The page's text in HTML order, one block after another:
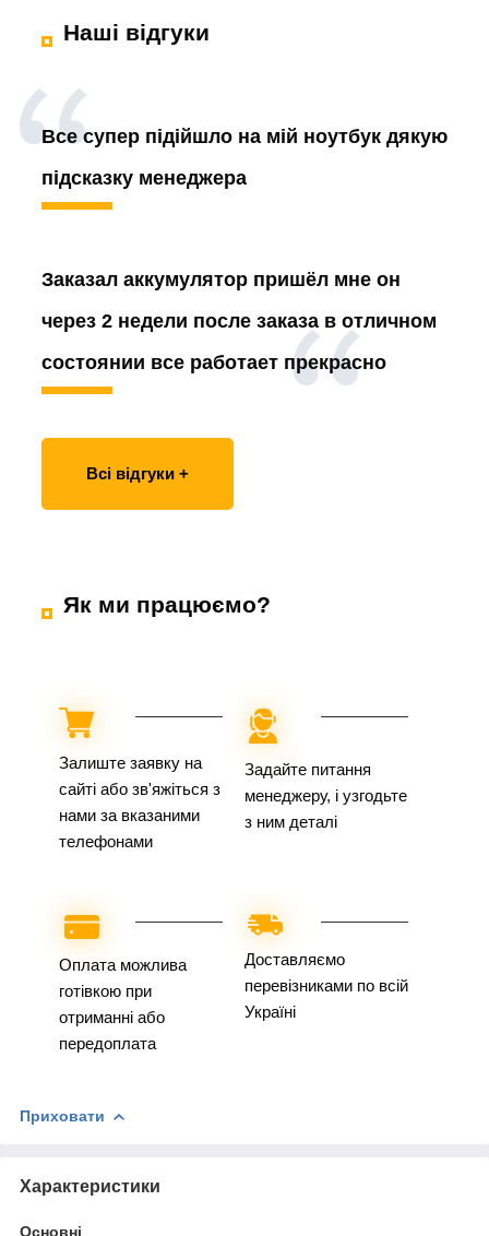
Наші відгуки
Все супер підійшло на мій ноутбук дякую
підсказку менеджера
Заказал аккумулятор пришёл мне он
через 2 недели после заказа в отличном
состоянии все работает прекрасно
Всі відгуки +
Як ми працюємо?
Залиште заявку на
сайті або зв'яжіться з
нами за вказаними
телефонами
Задайте питання
менеджеру, і узгодьте
з ним деталі
Оплата можлива
готівкою при
отриманні або
передоплата
Доставляємо
перевізниками по всій
Україні
Приховати
Характеристики
Основні